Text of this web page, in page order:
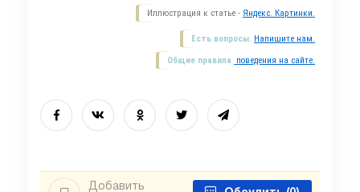
Иллюстрация к статье - Яндекс. Картинки.
Есть вопросы. Напишите нам.
Общие правила поведения на сайте.
Добавить